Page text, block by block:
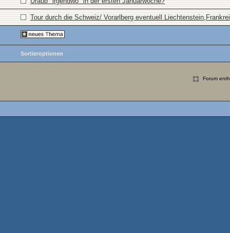
Tour durch die Schweiz/ Vorarlberg eventuell
Sortieroptionen
Forum